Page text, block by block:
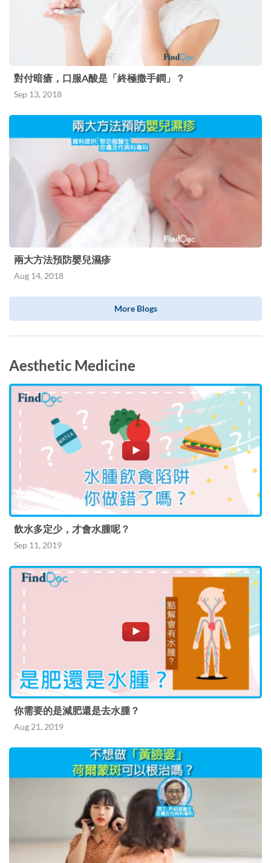
對付暗瘡，口服A酸是「終極撒手鐧」？
Sep 13, 2018
兩大方法預防嬰兒濕疹
Aug 14, 2018
More Blogs
Aesthetic Medicine
飲水多定少，才會水腫呢？
Sep 11, 2019
你需要的是減肥還是去水腫？
Aug 21, 2019